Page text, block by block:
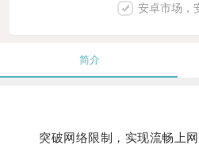
安卓市场，
简介
突破网络限制，实现流畅上